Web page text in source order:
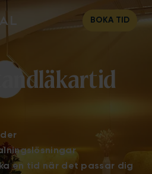
BOKA TID
en tid när det passar dig